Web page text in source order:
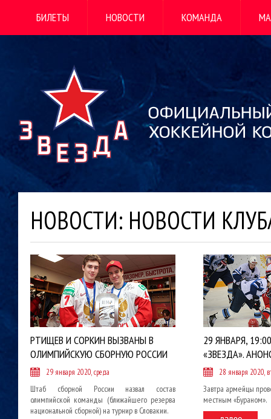
БИЛЕТЫ НОВОСТИ КОМАНДА
НОВОСТИ: НОВОСТИ
РТИЩЕВ И СОРКИН ВЫЗВАНЫ В
ОЛИМПИЙСКУЮ СБОРНУЮ РОССИИ
29 января 2020, среда
Штаб сборной России назвал состав
олимпийской команды (ближайшего резерва
национальной сборной) на турнир в Словакии.
29 ЯНВАРЯ,
«ЗВЕЗДА».
28 января 2020,
Завтра армейцы
местным «Бураном».